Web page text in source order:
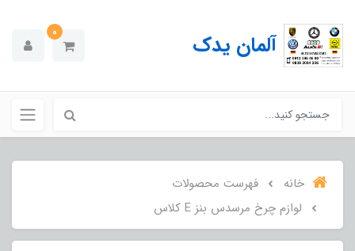
آلمان یدک 0
خانه
فهرست محصولات
لوازم چرخ مرسدس بنز E کلاس